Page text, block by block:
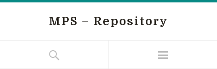
MPS – Repository